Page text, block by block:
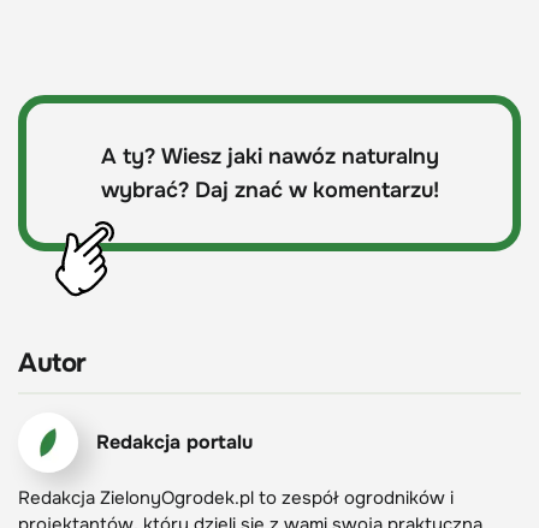
A ty? Wiesz jaki nawóz naturalny
wybrać? Daj znać w komentarzu!
Autor
Redakcja portalu
Redakcja ZielonyOgrodek.pl to zespół ogrodników i